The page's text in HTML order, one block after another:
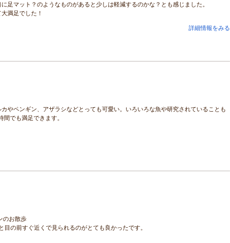
足マット？のようなものがあると少しは軽減するのかな？とも感じました。
満足でした！
詳細情報をみる
やペンギン、アザラシなどとっても可愛い。いろいろな魚や研究されていることも
でも満足できます。
のお散歩
の前すぐ近くで見られるのがとても良かったです。